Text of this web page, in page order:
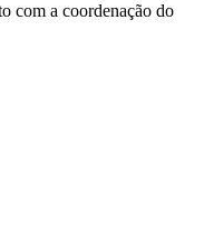
com a coordenação do